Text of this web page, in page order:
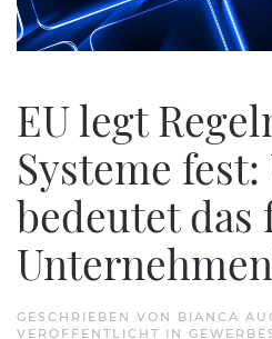
EU legt
Systeme fest:
bedeutet das
GESCHRIEBEN VON BIANCA
VERÖFFENTLICHT IN